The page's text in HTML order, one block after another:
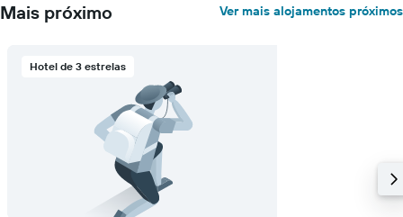
Mais próximo Ver mais alojamentos próximos
Hotel de 3 estrelas